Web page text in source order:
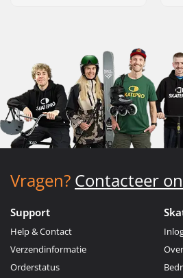
Vragen? Contacteer
Support
Help & Contact
Verzendinformatie
Orderstatus